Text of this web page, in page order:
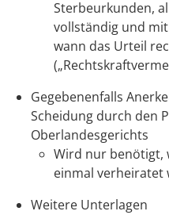
Sterbeurkunden,
vollständig und
wann das Urteil
Gegebenenfalls
Scheidung durch den
Oberlandesgerichts
Wird nur benötigt,
einmal verheiratet
Weitere Unterlagen